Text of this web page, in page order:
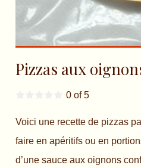
Pizzas aux
0 of 5
Voici une recette de pizzas
faire en apéritifs ou en
d’une sauce aux oignons